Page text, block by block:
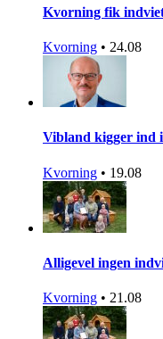
Kvorning fik
Kvorning • 24.08
Vibland kigger ind
Kvorning • 19.08
Alligevel ingen
Kvorning • 21.08